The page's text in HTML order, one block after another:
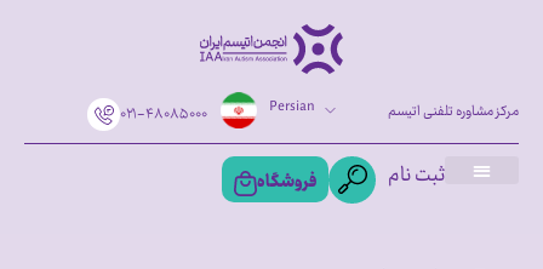
۰۲۱-۴۸۰۸۵۰۰۰ Persian مرکز مشاوره تلفنی اتیسم
ثبت نام فروشگاه